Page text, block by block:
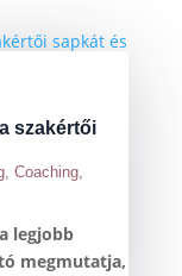
szakértői
, Coaching,
legjobb
megmutatja,